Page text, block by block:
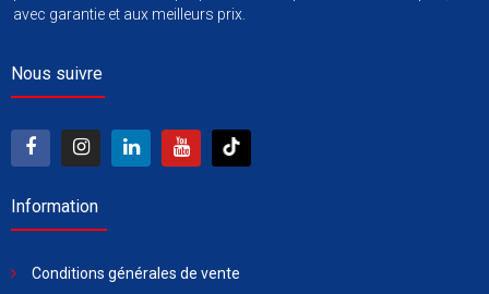
avec garantie et aux meilleurs prix.
Nous suivre
Information
Conditions générales de vente